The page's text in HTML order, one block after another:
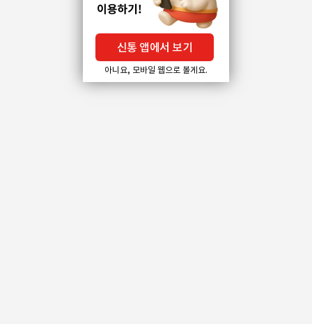
신통 앱에서 보기
아니요, 모바일 웹으로 볼게요.